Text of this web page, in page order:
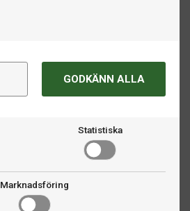
GODKÄNN ALLA
Statistiska
Marknadsföring